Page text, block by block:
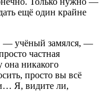
ещё один крайне
— учёный замялся, —
частная
она никакого
просто вы всё
Я, видите ли,